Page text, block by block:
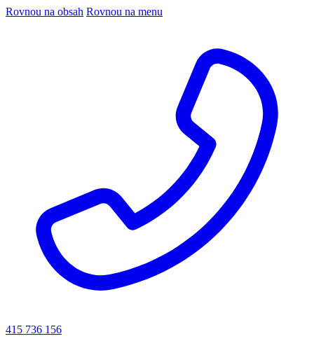
Rovnou na obsah Rovnou na menu
415 736 156